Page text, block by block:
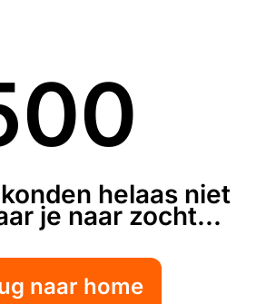
500
helaas niet
je naar zocht...
naar home